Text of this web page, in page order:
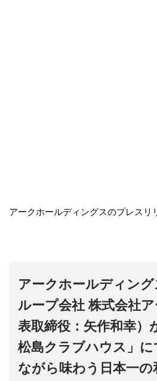
アークホールディングスのプレスリ
アークホールディン
ループ会社 株式会社
表取締役：矢作和幸）
松島クラブハウス」
ながら味わう日本一の